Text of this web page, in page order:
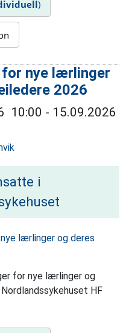
)
nye lærlinger
2026
10:00 - 15.09.2026
i
for nye lærlinger og
Nordlandssykehuset HF